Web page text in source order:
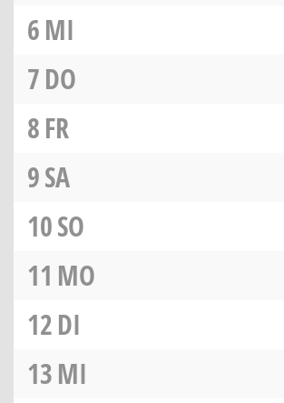
6MI
7DO
8FR
9SA
10SO
11 MO
12DI
13MI